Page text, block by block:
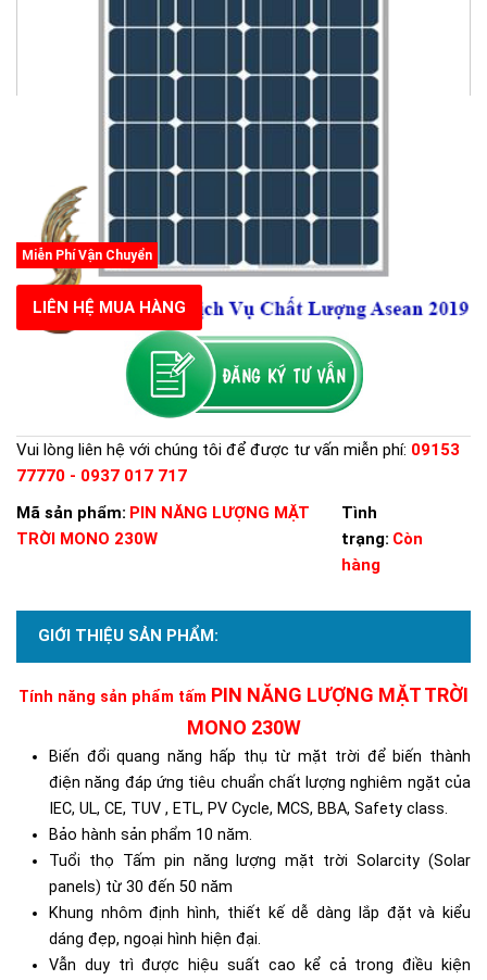
Miễn Phí Vận Chuyển
LIÊN HỆ MUA HÀNG
Vui lòng liên hệ với chúng tôi để được tư vấn miễn phí: 09153
77770 - 0937 017 717
Mã sản phẩm: PIN NĂNG LƯỢNG MẶT
TRỜI MONO 230W
Tình
trạng: Còn
hàng
GIỚI THIỆU SẢN PHẨM:
Tính năng sản phẩm tấm PIN NĂNG LƯỢNG MẶT TRỜI
MONO 230W
Biến đổi quang năng hấp thụ từ mặt trời để biến thành
điện năng đáp ứng tiêu chuẩn chất lượng nghiêm ngặt của
IEC, UL, CE, TUV , ETL, PV Cycle, MCS, BBA, Safety class.
Bảo hành sản phẩm 10 năm.
Tuổi thọ Tấm pin năng lượng mặt trời Solarcity (Solar
panels) từ 30 đến 50 năm
Khung nhôm định hình, thiết kế dễ dàng lắp đặt và kiểu
dáng đẹp, ngoại hình hiện đại.
Vẫn duy trì được hiệu suất cao kể cả trong điều kiện